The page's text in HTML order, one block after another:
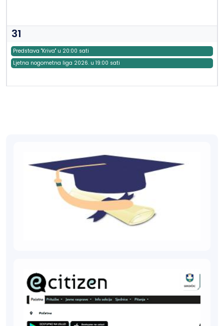
31
Predstava "Kriva" u 20:00 sati
Ljetna nogometna liga 2026. u 19:00 sati